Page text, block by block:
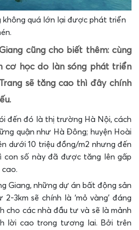
không quá lớn lại được phát triển
cũng cho biết thêm: cùng
cơ học do làn sóng phát triển
sẽ tăng cao thì đây chính
đến đó là thị trường Hà Nội, cách
quận như Hà Đông; huyện Hoài
dưới 10 triệu đồng/m2 nhưng đến
con số này đã được tăng lên gấp
Giang, những dự án bất động sản
3km sẽ chính là ‘mỏ vàng’ đáng
cho các nhà đầu tư và sẽ là mảnh
lời cao trong tương lai. Bởi trên